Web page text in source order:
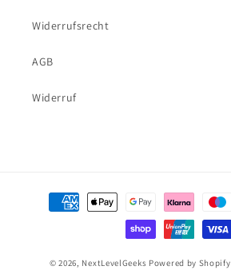
Widerrufsrecht
AGB
Widerruf
Zahlungsmethoden
© 2026, NextLevelGeeks Powered by Shopify